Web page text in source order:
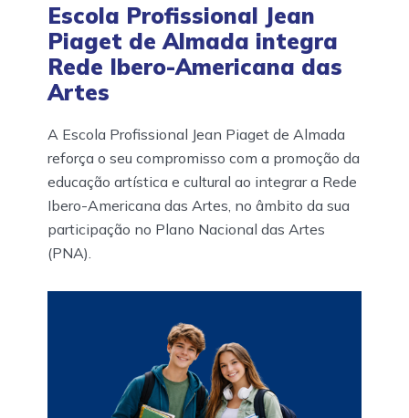
Escola Profissional Jean
Piaget de Almada integra
Rede Ibero-Americana das
Artes
A Escola Profissional Jean Piaget de Almada
reforça o seu compromisso com a promoção da
educação artística e cultural ao integrar a Rede
Ibero-Americana das Artes, no âmbito da sua
participação no Plano Nacional das Artes
(PNA).